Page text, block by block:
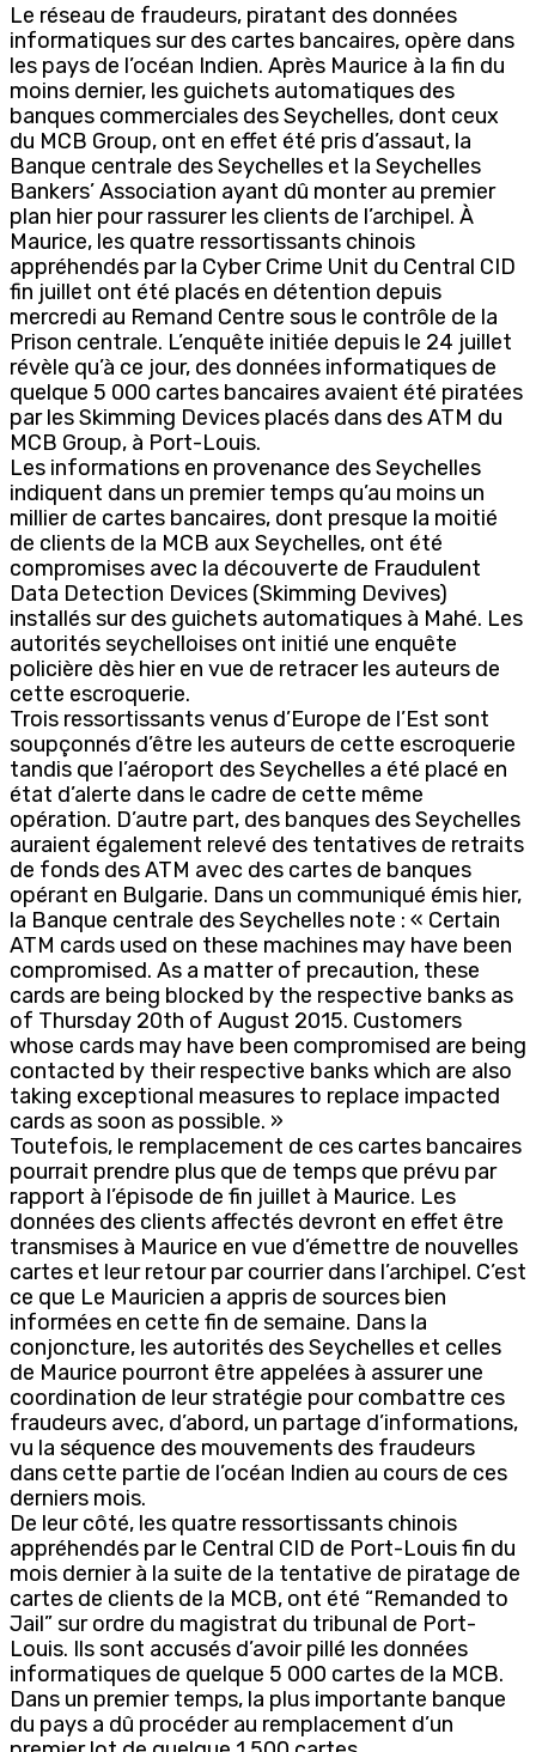
Le réseau de fraudeurs, piratant des données
informatiques sur des cartes bancaires, opère dans
les pays de l’océan Indien. Après Maurice à la fin du
moins dernier, les guichets automatiques des
banques commerciales des Seychelles, dont ceux
du MCB Group, ont en effet été pris d’assaut, la
Banque centrale des Seychelles et la Seychelles
Bankers’ Association ayant dû monter au premier
plan hier pour rassurer les clients de l’archipel. À
Maurice, les quatre ressortissants chinois
appréhendés par la Cyber Crime Unit du Central CID
fin juillet ont été placés en détention depuis
mercredi au Remand Centre sous le contrôle de la
Prison centrale. L’enquête initiée depuis le 24 juillet
révèle qu’à ce jour, des données informatiques de
quelque 5 000 cartes bancaires avaient été piratées
par les Skimming Devices placés dans des ATM du
MCB Group, à Port-Louis.
Les informations en provenance des Seychelles
indiquent dans un premier temps qu’au moins un
millier de cartes bancaires, dont presque la moitié
de clients de la MCB aux Seychelles, ont été
compromises avec la découverte de Fraudulent
Data Detection Devices (Skimming Devives)
installés sur des guichets automatiques à Mahé. Les
autorités seychelloises ont initié une enquête
policière dès hier en vue de retracer les auteurs de
cette escroquerie.
Trois ressortissants venus d’Europe de l’Est sont
soupçonnés d’être les auteurs de cette escroquerie
tandis que l’aéroport des Seychelles a été placé en
état d’alerte dans le cadre de cette même
opération. D’autre part, des banques des Seychelles
auraient également relevé des tentatives de retraits
de fonds des ATM avec des cartes de banques
opérant en Bulgarie. Dans un communiqué émis hier,
la Banque centrale des Seychelles note : « Certain
ATM cards used on these machines may have been
compromised. As a matter of precaution, these
cards are being blocked by the respective banks as
of Thursday 20th of August 2015. Customers
whose cards may have been compromised are being
contacted by their respective banks which are also
taking exceptional measures to replace impacted
cards as soon as possible. »
Toutefois, le remplacement de ces cartes bancaires
pourrait prendre plus que de temps que prévu par
rapport à l’épisode de fin juillet à Maurice. Les
données des clients affectés devront en effet être
transmises à Maurice en vue d’émettre de nouvelles
cartes et leur retour par courrier dans l’archipel. C’est
ce que Le Mauricien a appris de sources bien
informées en cette fin de semaine. Dans la
conjoncture, les autorités des Seychelles et celles
de Maurice pourront être appelées à assurer une
coordination de leur stratégie pour combattre ces
fraudeurs avec, d’abord, un partage d’informations,
vu la séquence des mouvements des fraudeurs
dans cette partie de l’océan Indien au cours de ces
derniers mois.
De leur côté, les quatre ressortissants chinois
appréhendés par le Central CID de Port-Louis fin du
mois dernier à la suite de la tentative de piratage de
cartes de clients de la MCB, ont été “Remanded to
Jail” sur ordre du magistrat du tribunal de Port-
Louis. Ils sont accusés d’avoir pillé les données
informatiques de quelque 5 000 cartes de la MCB.
Dans un premier temps, la plus importante banque
du pays a dû procéder au remplacement d’un